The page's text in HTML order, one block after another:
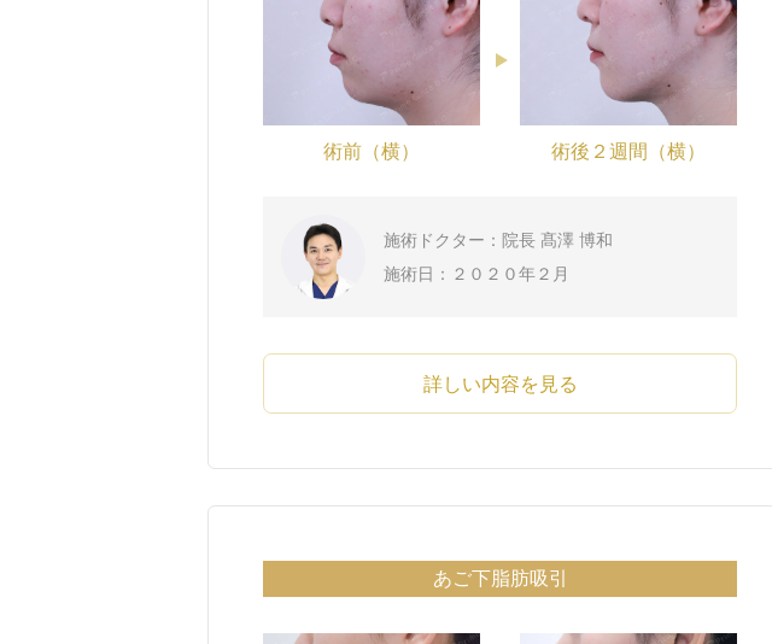
術前（横） 術後２週間（横）
施術ドクター：院長 髙澤 博和
施術日：２０２０年２月
詳しい内容を見る
あご下脂肪吸引